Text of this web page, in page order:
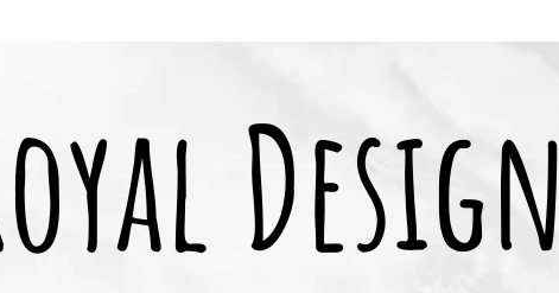
Design